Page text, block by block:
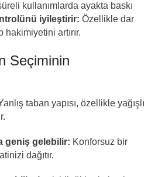
kullanımlarda ayakta baskı
iyileştirir: Özellikle dar
artırır.
Seçiminin
taban yapısı, özellikle yağışlı
geniş gelebilir: Konforsuz bir
dağıtır.